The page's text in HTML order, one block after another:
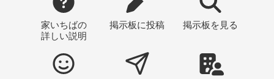
家いちばの
詳しい説明
掲示板に投稿 掲示板 を見る